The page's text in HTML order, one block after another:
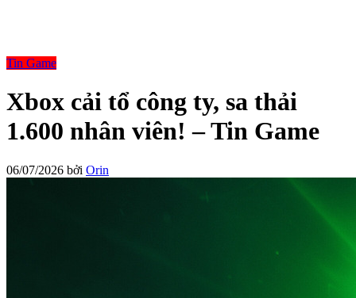
Tin Game
Xbox cải tổ công ty, sa thải
1.600 nhân viên! – Tin Game
06/07/2026 bởi Orin